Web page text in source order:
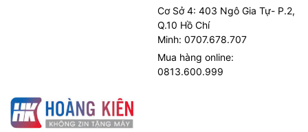
Cơ Sở 4: 403 Ngô Gia Tự- P.2,
Q.10 Hồ Chí
Minh: 0707.678.707
Mua hàng online:
0813.600.999